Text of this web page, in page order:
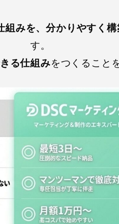
組みを、分かりやすく
す。
る仕組みをつくること